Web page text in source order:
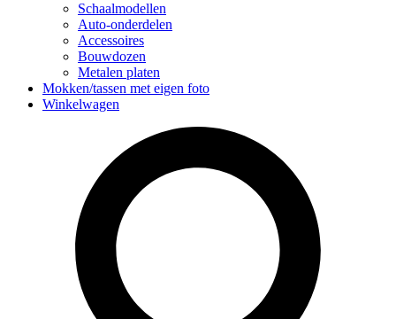
Schaalmodellen
Auto-onderdelen
Accessoires
Bouwdozen
Metalen platen
Mokken/tassen met eigen foto
Winkelwagen